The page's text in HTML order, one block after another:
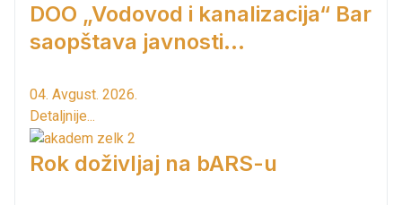
DOO „Vodovod i kanalizacija“ Bar
saopštava javnosti...
04. Avgust. 2026.
Detaljnije...
Rok doživljaj na bARS-u